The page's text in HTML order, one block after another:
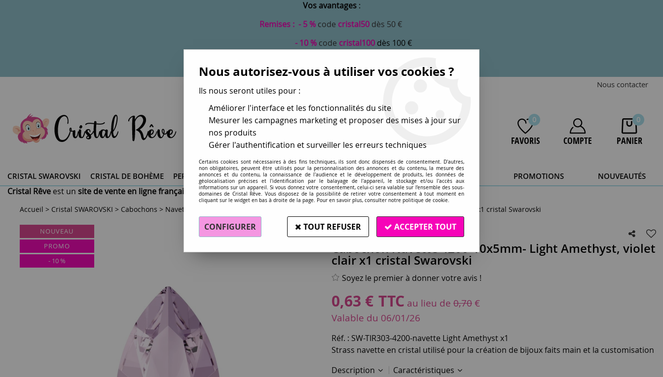
Vos avantages:
Remises : - 5 % code cristal50dès 50 €
- 10 % code cristal100dès 100 €
Nous contacter
0
FAVORIS COMPTE
0
PANIER
CRISTAL SWAROVSKI ® CRISTAL DE BOHÈME PERLES DU MONDE PERLES EN GROS APPRÊTS DÉSTOCKAGE PROMOTIONS NOUVEAUTÉS
Cristal Rêve est un site de vente en ligne français spécialisé dans les perlespour la créationde bijoux depuis plus de 20 ans.
Accueil > Cristal SWAROVSKI > Cabochons > Navettes 4200-4227-4228-4231 Cabochon Navette 4200-10x5mm- Light Amethyst, violet clair x1 cristal Swarovski
NOUVEAU
PROMO
- 10%
Swarovski®
Cabochon Navette 4200-10x5mm- Light Amethyst, violet
clair x1 cristal Swarovski
Soyez le premier à donner votre avis !
0,63 € TTC au lieu de 0,70€
Valable du 06/01/26
Réf. : SW-TIR303-4200-navette Light Amethyst x1
Strass navette en cristal utilisé pour la création de bijoux faits main et la customisation
Description
Caractéristiques
Nous autorisez-vous à utiliser vos cookies ?
Ils nous seront utiles pour :
Améliorer l'interface et les fonctionnalités du site
Mesurer les campagnes marketing et proposer des mises à jour sur
nos produits
Gérer l'authentification et surveiller les erreurs techniques
Certains cookies sont nécessaires à des fins techniques, ils sont donc dispensés de consentement. D'autres,
non obligatoires, peuvent être utilisés pour la personnalisation des annonces et du contenu, la mesure des
annonces et du contenu, la connaissance de l'audience et le développement de produits, les données de
géolocalisation précises et l'identification par le balayage de l'appareil, le stockage et/ou l'accès aux
informations sur un appareil. Si vous donnez votre consentement, celui-ci sera valable sur l’ensemble des sous-
domaines de Cristal Rêve. Vous disposez de la possibilité de retirer votre consentement à tout moment en
cliquant sur le widget en bas à droite de la page. Pour en savoir plus, consulter notre politique de cookie.
CONFIGURER TOUT REFUSER ACCEPTER TOUT